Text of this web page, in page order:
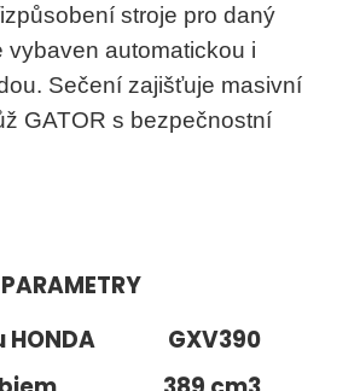
stroje pro daný
vybaven automatickou i
Sečení zajišťuje masivní
GATOR s bezpečnostní
HONDA GXV390